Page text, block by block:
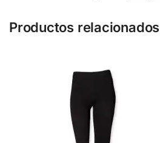
Productos relacionados